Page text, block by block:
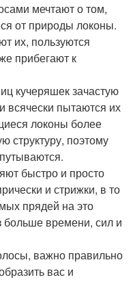
мечтают о том,
от природы локоны.
их, пользуются
прибегают к
кучеряшек зачастую
всячески пытаются их
локоны более
структуру, поэтому
быстро и просто
и стрижки, в то
прядей на это
больше времени, сил и
важно правильно
вас и